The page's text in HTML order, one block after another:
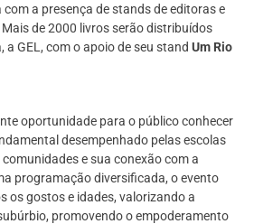
a presença de stands de editoras e
de 2000 livros serão distribuídos
a GEL, com o apoio de seu stand Um Rio
oportunidade para o público conhecer
desempenhado pelas escolas
e sua conexão com a
programação diversificada, o evento
os gostos e idades, valorizando a
promovendo o empoderamento